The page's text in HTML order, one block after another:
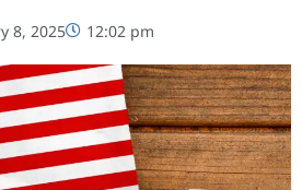
8, 2025 12:02 pm